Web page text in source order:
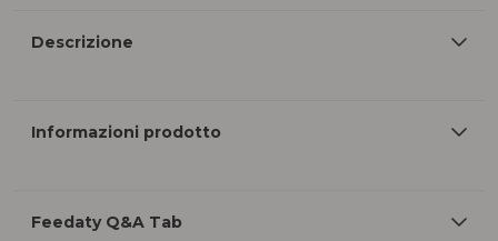
Descrizione
Informazioni prodotto
Feedaty Q&A Tab